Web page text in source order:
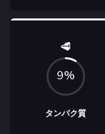
🥩
9%
タンパク質